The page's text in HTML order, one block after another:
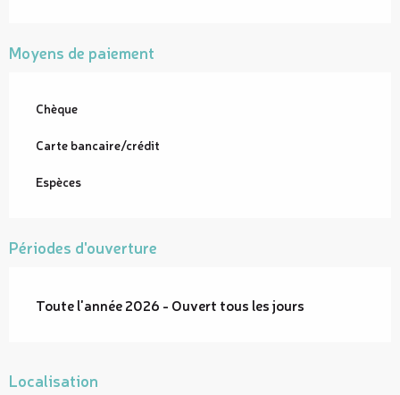
Moyens de paiement
Chèque
Carte bancaire/crédit
Espèces
Périodes d'ouverture
Toute l'année 2026 - Ouvert tous les jours
Localisation